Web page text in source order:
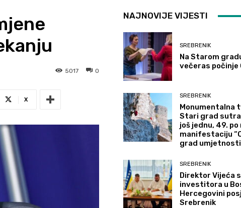
0
5017
X
NAJNOVIJE VIJESTI
SREBRENIK
Na Starom
večeras počinje
SREBRENIK
Monumentalna
Stari grad sutra
još jednu, 49. po
manifestaciju
grad umjetnosti
SREBRENIK
Direktor Vijeća
investitora u
Hercegovini
Srebrenik